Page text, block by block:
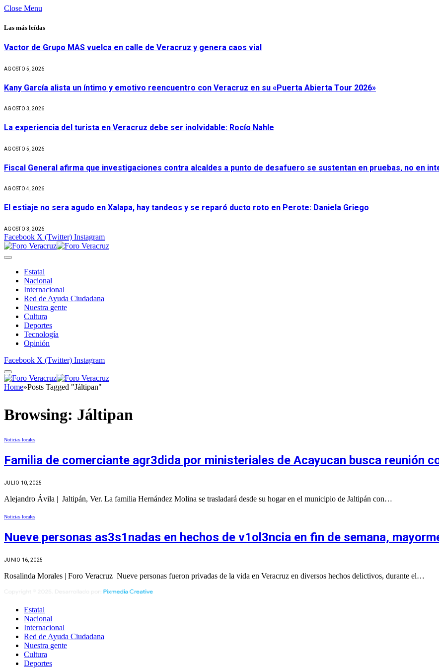
Close Menu
Las más leídas
Vactor de Grupo MAS vuelca en calle de Veracruz y genera caos vial
AGOSTO 5, 2026
Kany García alista un íntimo y emotivo reencuentro con Veracruz en su «Puerta Abierta Tour 2026»
AGOSTO 3, 2026
La experiencia del turista en Veracruz debe ser inolvidable: Rocío Nahle
AGOSTO 5, 2026
Fiscal General afirma que investigaciones contra alcaldes a punto de desafuero se sustentan en pruebas, no en
AGOSTO 4, 2026
El estiaje no sera agudo en Xalapa, hay tandeos y se reparó ducto roto en Perote: Daniela Griego
AGOSTO 3, 2026
Facebook X (Twitter) Instagram
Estatal
Nacional
Internacional
Red de Ayuda Ciudadana
Nuestra gente
Cultura
Deportes
Tecnología
Opinión
Facebook X (Twitter) Instagram
Home»Posts Tagged "Jáltipan"
Browsing: Jáltipan
Noticias locales
Familia de comerciante agr3dida por ministeriales de Acayucan busca reunión
JULIO 10, 2025
Alejandro Ávila | Jaltipán, Ver. La familia Hernández Molina se trasladará desde su hogar en el municipio de Jaltipán con…
Noticias locales
Nueve personas as3s1nadas en hechos de v1ol3ncia en fin de semana,
JUNIO 16, 2025
Rosalinda Morales | Foro Veracruz Nueve personas fueron privadas de la vida en Veracruz en diversos hechos delictivos, durante el…
Estatal
Nacional
Internacional
Red de Ayuda Ciudadana
Nuestra gente
Cultura
Deportes